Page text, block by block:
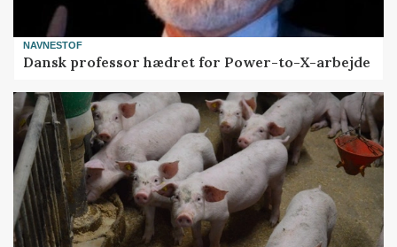
NAVNESTOF
Dansk professor hædret for Power-to-X-arbejde